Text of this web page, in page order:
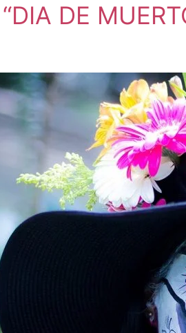
DE